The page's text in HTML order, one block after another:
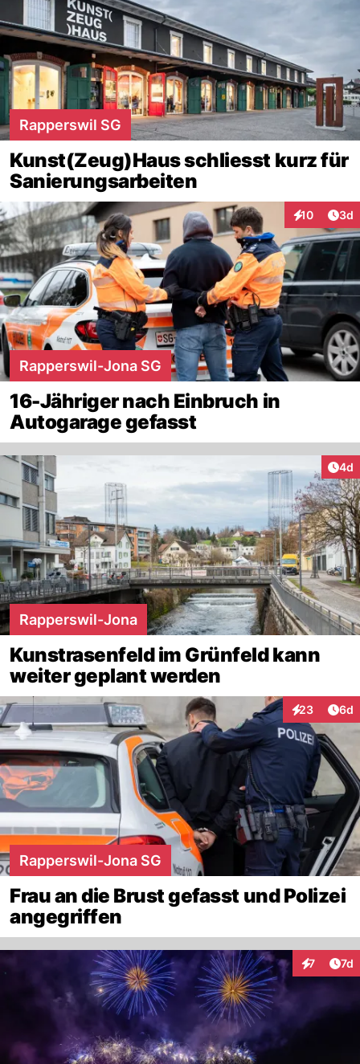
Rapperswil SG
Kunst(Zeug)Haus schliesst kurz für
Sanierungsarbeiten
10
Interaktionen
3d
Rapperswil-Jona SG
16-Jähriger nach Einbruch in
Autogarage gefasst
4d
Rapperswil-Jona
Kunstrasenfeld im Grünfeld kann
weiter geplant werden
23
Interaktionen
6d
Rapperswil-Jona SG
Frau an die Brust gefasst und Polizei
angegriffen
7 7d